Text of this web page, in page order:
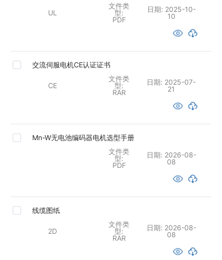
UL
文件类
型:
PDF
日期: 2025-10-
10
交流伺服电机CE认证证书
CE
文件类
型:
RAR
日期: 2025-07-
21
Mn-W无电池编码器电机选型手册
文件类
型:
PDF
日期: 2026-08-
08
线缆图纸
2D
文件类
型:
RAR
日期: 2026-08-
08